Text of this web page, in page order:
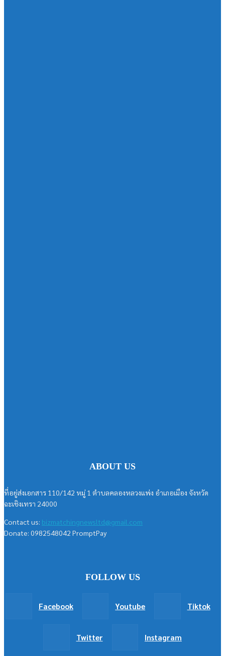
ABOUT US
ที่อยู่ส่งเอกสาร 110/142 หมู่ 1 ตำบลคลองหลวงแพ่ง อำเภอเมือง จังหวัด
ฉะเชิงเทรา 24000
Contact us: bizmatchingnewsltd@gmail.com
Donate: 0982548042 PromptPay
FOLLOW US
Facebook Youtube Tiktok
Twitter Instagram